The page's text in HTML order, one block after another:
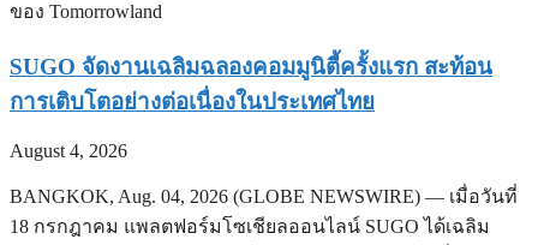
ของ Tomorrowland
SUGO จัดงานเฉลิมฉลองคอมมูนิตี้ครั้งแรก สะท้อน
การเติบโตอย่างต่อเนื่องในประเทศไทย
August 4, 2026
BANGKOK, Aug. 04, 2026 (GLOBE NEWSWIRE) — เมื่อวันที่
18 กรกฎาคม แพลตฟอร์มโซเชียลออนไลน์ SUGO ได้เฉลิม